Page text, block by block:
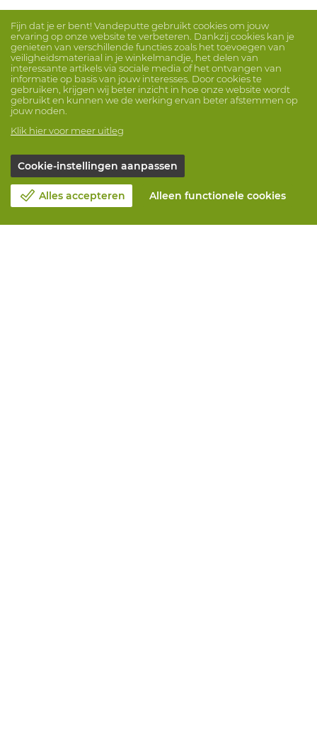
Fijn dat je er bent! Vandeputte gebruikt cookies om jouw
ervaring op onze website te verbeteren. Dankzij cookies kan je
genieten van verschillende functies zoals het toevoegen van
veiligheidsmateriaal in je winkelmandje, het delen van
interessante artikels via sociale media of het ontvangen van
informatie op basis van jouw interesses. Door cookies te
gebruiken, krijgen wij beter inzicht in hoe onze website wordt
gebruikt en kunnen we de werking ervan beter afstemmen op
jouw noden.
Klik hier voor meer uitleg
Cookie-instellingen aanpassen
Alles accepteren Alleen functionele cookies